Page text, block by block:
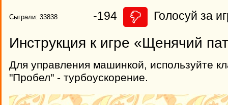
Сыграли: 33838 -194 Голосуй за
Инструкция к игре «Щенячий
Для управления машинкой, используйте
"Пробел" - турбоускорение.